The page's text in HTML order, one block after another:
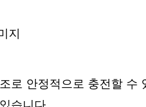
로 안정적으로 충전할 수